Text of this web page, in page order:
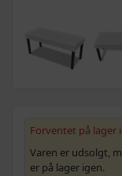
Forventet på lager
Varen er udsolgt,
er på lager igen.